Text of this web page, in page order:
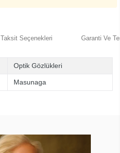
Taksit Seçenekleri Garanti Ve
Optik Gözlükleri
Masunaga